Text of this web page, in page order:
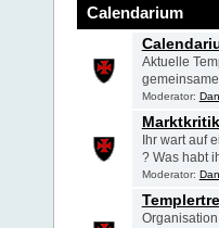
Calendarium
Aktuelle
Moderator:
Ihr wart auf
? Was habt
Moderator: